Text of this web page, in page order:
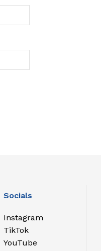
Socials
Instagram
TikTok
YouTube